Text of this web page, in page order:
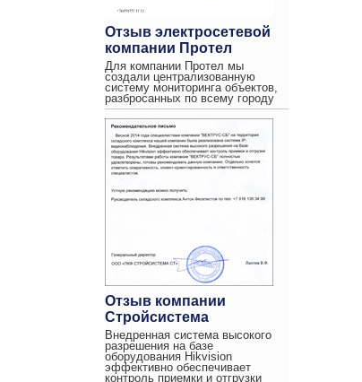
Отзыв электросетевой
компании Протел
Для компании Протел мы
создали централизованную
систему мониторинга объектов,
разбросанных по всему городу
Отзыв компании
Стройсистема
Внедренная система высокого
разрешения на базе
оборудования Hikvision
эффективно обеспечивает
контроль приемки и отгрузки